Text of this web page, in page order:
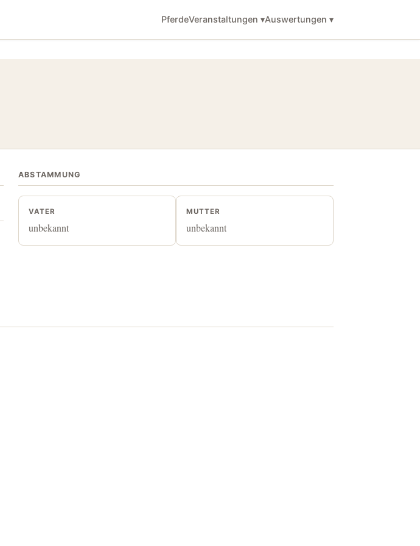
PferdeVeranstaltungen ▾Auswertungen ▾
ABSTAMMUNG
VATER
unbekannt
MUTTER
unbekannt